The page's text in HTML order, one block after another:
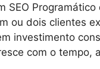
SEO
ou dois clientes
investimento
com o